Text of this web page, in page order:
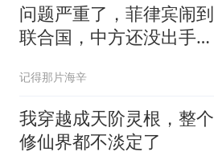
问题严重了，菲律宾闹到
联合国，中方还没出手，
记得那片海辛
我穿越成天阶灵根，整个
修仙界都不淡定了